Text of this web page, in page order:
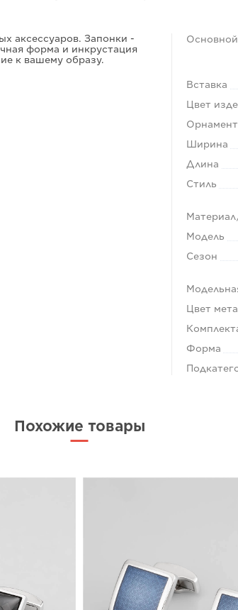
аксессуаров. Запонки -
форма и инкрустация
к вашему образу.
Вставка
Цвет
Орнамент
Ширина
Длина
Стиль
Модель
Сезон
Цвет
Форма
Похожие товары